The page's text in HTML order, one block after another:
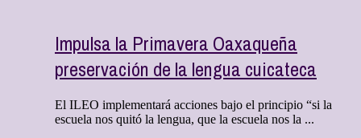
Impulsa la Primavera Oaxaqueña
preservación de la lengua cuicateca
El ILEO implementará acciones bajo el principio “si la
escuela nos quitó la lengua, que la escuela nos la ...